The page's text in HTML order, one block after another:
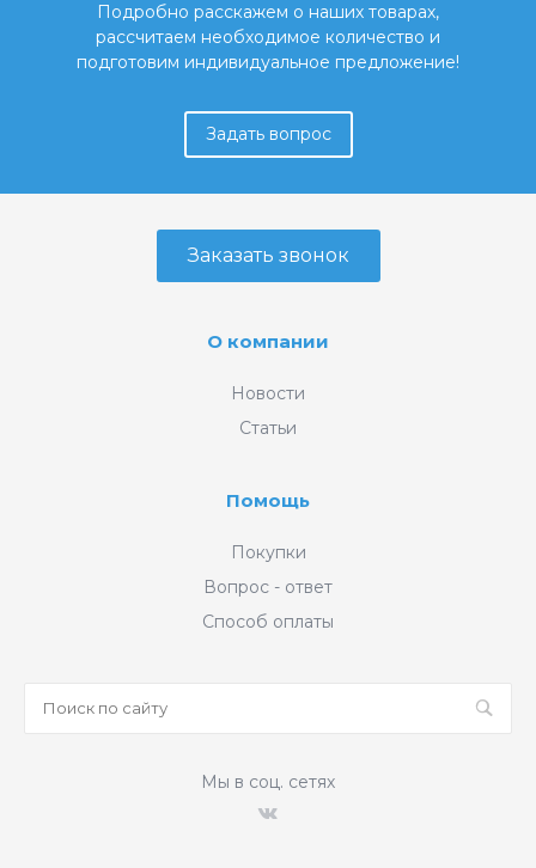
Подробно расскажем о наших товарах,
рассчитаем необходимое количество и
подготовим индивидуальное предложение!
Задать вопрос
Заказать звонок
О компании
Новости
Статьи
Помощь
Покупки
Вопрос - ответ
Способ оплаты
Мы в соц. сетях